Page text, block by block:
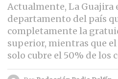
Actualmente, La Guajira
departamento del país
completamente la
superior, mientras que
solo cubre el 50% de los